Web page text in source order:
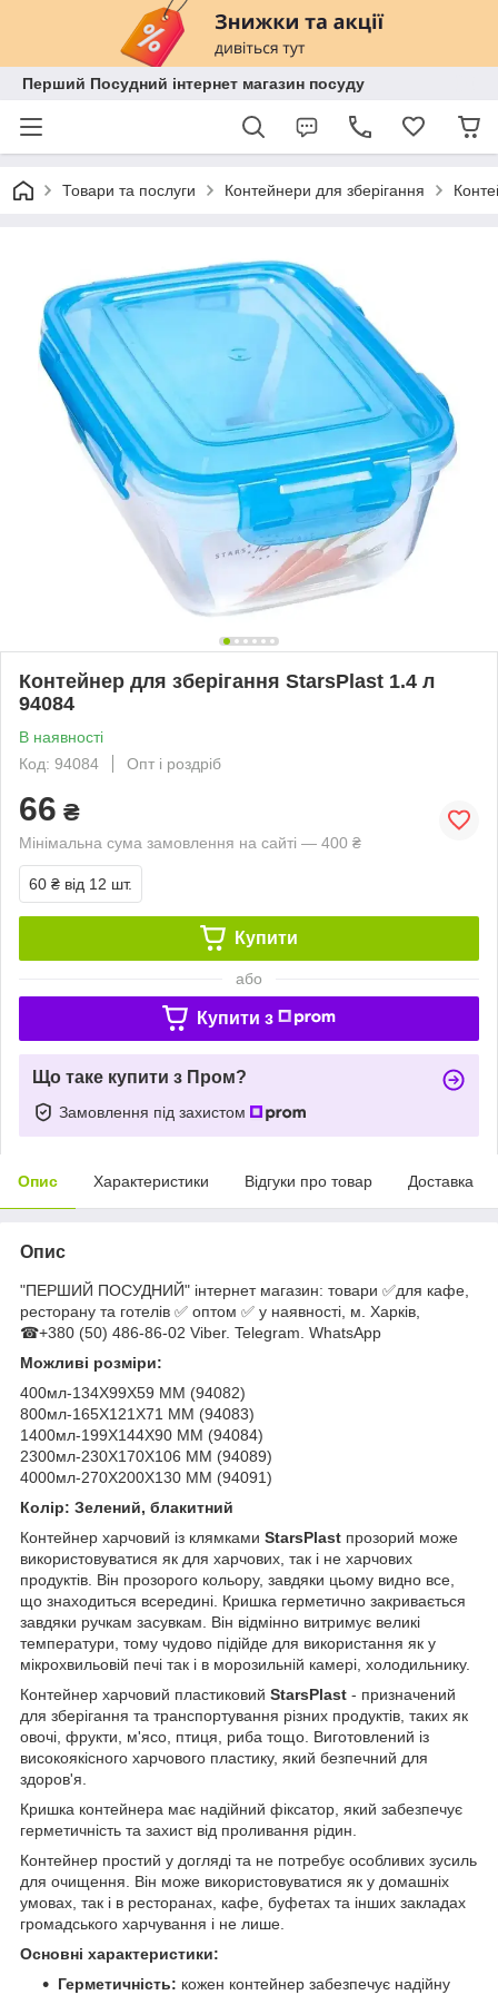
Перший Посудний інтернет магазин посуду
Товари та послуги Контейнери для зберігання
Контейнер для зберігання StarsPlast 1.4 л
94084
В наявності
Код: 94084
Опт і роздріб
66 ₴
Мінімальна сума замовлення на сайті — 400 ₴
60 ₴ від 12 шт.
Купити
або
Купити з
Що таке купити з Пром?
Замовлення під захистом
Опис Характеристики Відгуки про товар Доставка
Опис
"ПЕРШИЙ ПОСУДНИЙ" інтернет магазин: товари ✅для кафе,
ресторану та готелів ✅ оптом ✅ у наявності, м. Харків,
☎+380 (50) 486-86-02 Viber. Telegram. WhatsApp
Можливі розміри:
400мл-134X99X59 MM (94082)
800мл-165X121X71 MM (94083)
1400мл-199X144X90 ММ (94084)
2300мл-230X170X106 MM (94089)
4000мл-270X200X130 ММ (94091)
Колір: Зелений, блакитний
Контейнер харчовий із клямками StarsPlast прозорий може
використовуватися як для харчових, так і не харчових
продуктів. Він прозорого кольору, завдяки цьому видно все,
що знаходиться всередині. Кришка герметично закривається
завдяки ручкам засувкам. Він відмінно витримує великі
температури, тому чудово підійде для використання як у
мікрохвильовій печі так і в морозильній камері, холодильнику.
Контейнер харчовий пластиковий StarsPlast - призначений
для зберігання та транспортування різних продуктів, таких як
овочі, фрукти, м'ясо, птиця, риба тощо. Виготовлений із
високоякісного харчового пластику, який безпечний для
здоров'я.
Кришка контейнера має надійний фіксатор, який забезпечує
герметичність та захист від проливання рідин.
Контейнер простий у догляді та не потребує особливих зусиль
для очищення. Він може використовуватися як у домашніх
умовах, так і в ресторанах, кафе, буфетах та інших закладах
громадського харчування і не лише.
Основні характеристики:
Герметичність: кожен контейнер забезпечує надійну